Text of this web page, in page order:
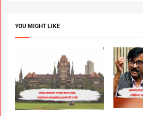
YOU MIGHT LIKE